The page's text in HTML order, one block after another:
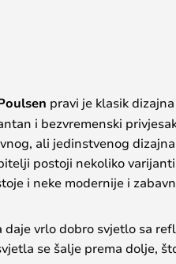
pravi je klasik
i bezvremenski
ali jedinstvenog
postoji nekoliko
i neke modernije i
daje vrlo dobro svjetlo sa
se šalje prema dolje,